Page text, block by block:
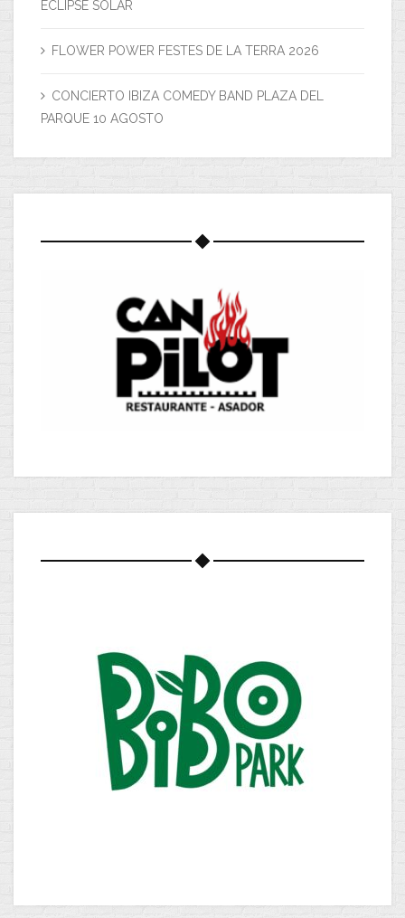
ECLIPSE SOLAR
FLOWER POWER FESTES DE LA TERRA 2026
CONCIERTO IBIZA COMEDY BAND PLAZA DEL
PARQUE 10 AGOSTO